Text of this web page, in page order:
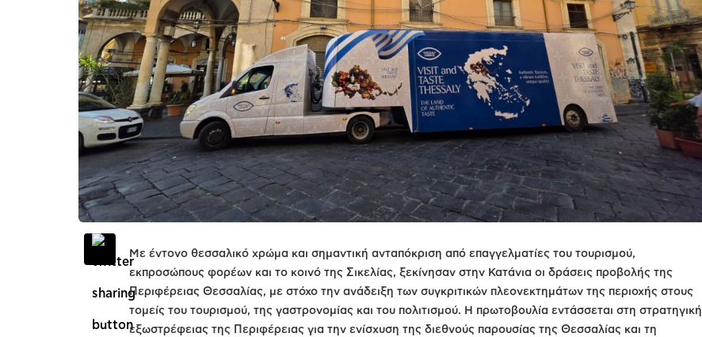
Με έντονο θεσσαλικό χρώμα και σημαντική ανταπόκριση από επαγγελματίες του τουρισμού,
εκπροσώπους φορέων και το κοινό της Σικελίας, ξεκίνησαν στην Κατάνια οι δράσεις προβολής της
Περιφέρειας Θεσσαλίας, με στόχο την ανάδειξη των συγκριτικών πλεονεκτημάτων της περιοχής στους
τομείς του τουρισμού, της γαστρονομίας και του πολιτισμού. Η πρωτοβουλία εντάσσεται στη στρατηγική
εξωστρέφειας της Περιφέρειας για την ενίσχυση της διεθνούς παρουσίας της Θεσσαλίας και τη